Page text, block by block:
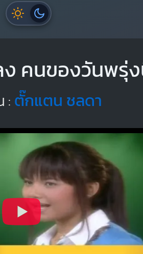
คนของวันพรุ่
: ตั๊กแตน ชลดา